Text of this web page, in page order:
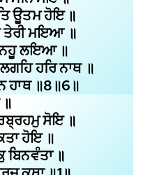
ਊਤਮ ਹੋਇ ॥
ਤੇਰੀ ਮਇਆ ॥
ਲਇਆ ॥
ਹਰਿ ਨਾਥ ॥
ਹਾਥ ॥8॥6॥
ਸੋਇ ॥
ਹੋਇ ॥
ਬਿਨਵੰਤਾ ॥